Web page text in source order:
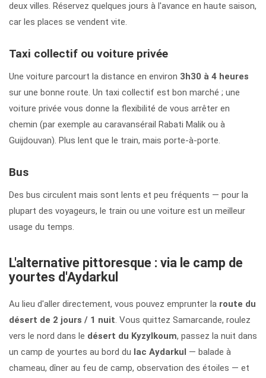
deux villes. Réservez quelques jours à l'avance en haute saison,
car les places se vendent vite.
Taxi collectif ou voiture privée
Une voiture parcourt la distance en environ 3h30 à 4 heures
sur une bonne route. Un taxi collectif est bon marché ; une
voiture privée vous donne la flexibilité de vous arrêter en
chemin (par exemple au caravansérail Rabati Malik ou à
Guijdouvan). Plus lent que le train, mais porte-à-porte.
Bus
Des bus circulent mais sont lents et peu fréquents — pour la
plupart des voyageurs, le train ou une voiture est un meilleur
usage du temps.
L'alternative pittoresque : via le camp de
yourtes d'Aydarkul
Au lieu d'aller directement, vous pouvez emprunter la route du
désert de 2 jours / 1 nuit. Vous quittez Samarcande, roulez
vers le nord dans le désert du Kyzylkoum, passez la nuit dans
un camp de yourtes au bord du lac Aydarkul — balade à
chameau, dîner au feu de camp, observation des étoiles — et